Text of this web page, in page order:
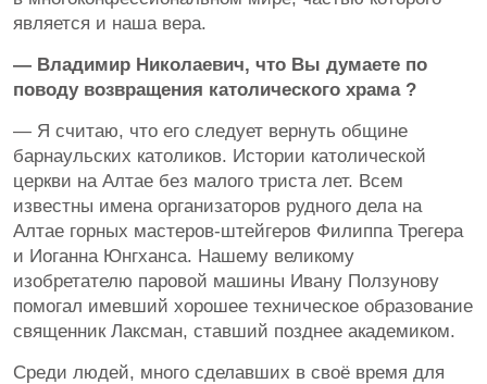
является и наша вера.
— Владимир Николаевич, что Вы думаете по
поводу возвращения католического храма ?
— Я считаю, что его следует вернуть общине
барнаульских католиков. Истории католической
церкви на Алтае без малого триста лет. Всем
известны имена организаторов рудного дела на
Алтае горных мастеров-штейгеров Филиппа Трегера
и Иоганна Юнгханса. Нашему великому
изобретателю паровой машины Ивану Ползунову
помогал имевший хорошее техническое образование
священник Лаксман, ставший позднее академиком.
Среди людей, много сделавших в своё время для